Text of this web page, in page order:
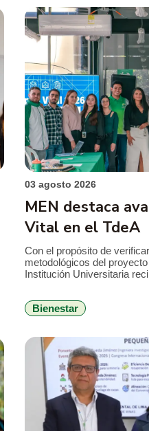
03 agosto 2026
MEN destaca
Vital en el TdeA
Con el propósito de
metodológicos del
Institución Universitaria
permanencia estudiantil y
Bienestar